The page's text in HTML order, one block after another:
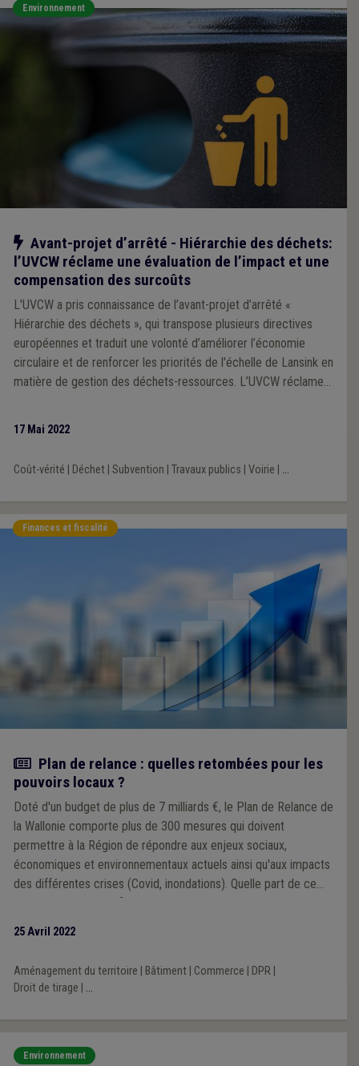
Environnement
Notre action
Avant-projet d’arrêté - Hiérarchie des déchets:
l’UVCW réclame une évaluation de l’impact et une
compensation des surcoûts
L'UVCW a pris connaissance de l’avant-projet d’arrêté «
Hiérarchie des déchets », qui transpose plusieurs directives
européennes et traduit une volonté d’améliorer l’économie
circulaire et de renforcer les priorités de l'échelle de Lansink en
matière de gestion des déchets-ressources. L’UVCW réclame
17 Mai 2022
Coût-vérité Déchet| Subvention Travaux publics Voirie ...
Finances et fiscalité
Actualité
Plan de relance : quelles retombées pour les
pouvoirs locaux ?
Doté d'un budget de plus de 7 milliards €, le Plan de Relance de
la Wallonie comporte plus de 300 mesures qui doivent
permettre à la Région de répondre aux enjeux sociaux,
économiques et environnementaux actuels ainsi qu'aux impacts
des différentes crises (Covid, inondations). Quelle part de ce
plan de relance bénéficiera aux pouvoirs locaux ? Analyse
25 Avril 2022
Aménagement du territoire Bâtiment| Commerce DPR
Droit de tirage
...
Environnement